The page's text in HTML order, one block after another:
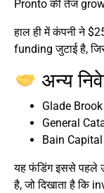
Pronto की तेज
हाल ही में कंपनी ने
funding जुटाई है,
अन्य
Glade
General
Bain
यह फंडिंग इससे पहले
है, जो दिखाता है कि